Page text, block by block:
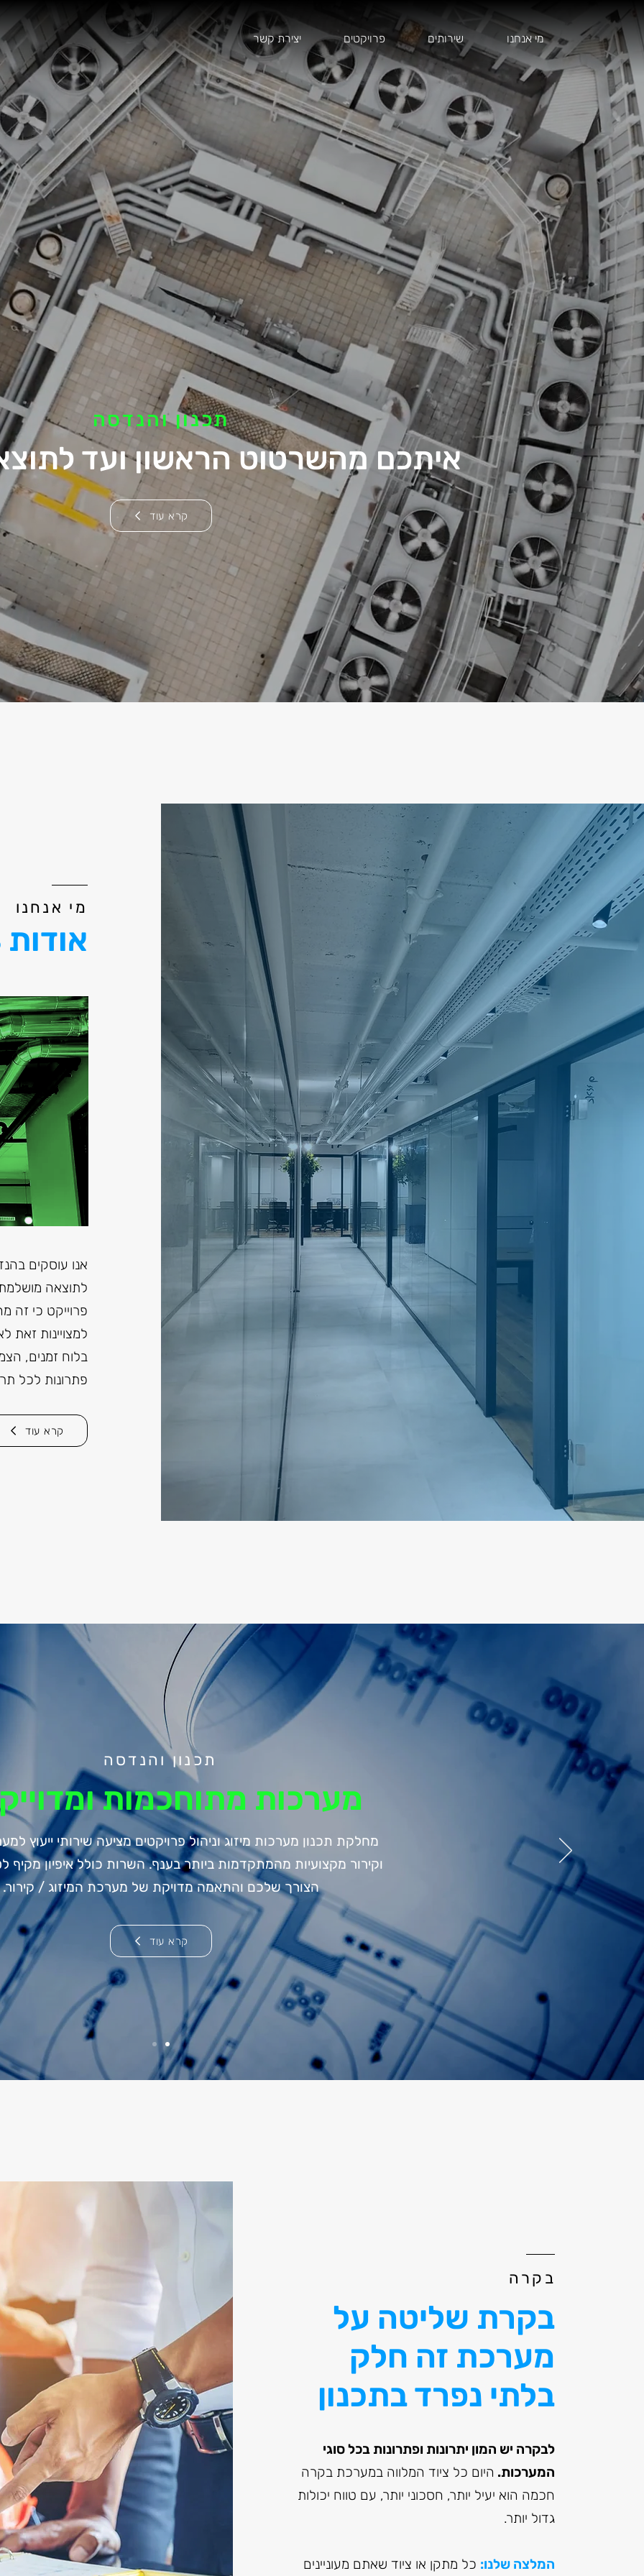
מי אנחנו שירותים פרויקטים יצירת קשר
תכנון והנדסה
איתכם מהשרטוט הראשון ועד
קרא עוד
מי אנחנו
אודות
אנו עוסקים
לתוצאה
פרוייקט כי זה
למצויינות
בלוח זמנים,
פתרונות לכל
קרא עוד
תכנון והנדסה
מערכות מתוחכמות
מחלקת תכנון מערכות מיזוג וניהול פרויקטים מציעה שירותי ייעוץ
וקירור מקצועיות מהמתקדמות ביותר בענף. השרות כולל איפיון מקיף
הצורך שלכם והתאמה מדויקת של מערכת המיזוג / קירור.
קרא עוד
בקרה
בקרת שליטה על
מערכת זה חלק
בלתי נפרד בתכנון
לבקרה יש המון יתרונות ופתרונות בכל סוגי
המערכות. היום כל ציוד המלווה במערכת בקרה
חכמה הוא יעיל יותר, חסכוני יותר, עם טווח יכולות
גדול יותר.
המלצה שלנו: כל מתקן או ציוד שאתם מעוניינים